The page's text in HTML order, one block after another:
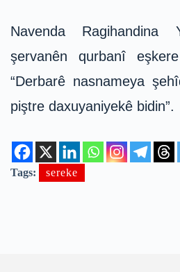
Navenda Ragihandina
şervanên qurbanî
“Derbarê nasnameya
piştre daxuyaniyekê bidin”.
Tags: sereke